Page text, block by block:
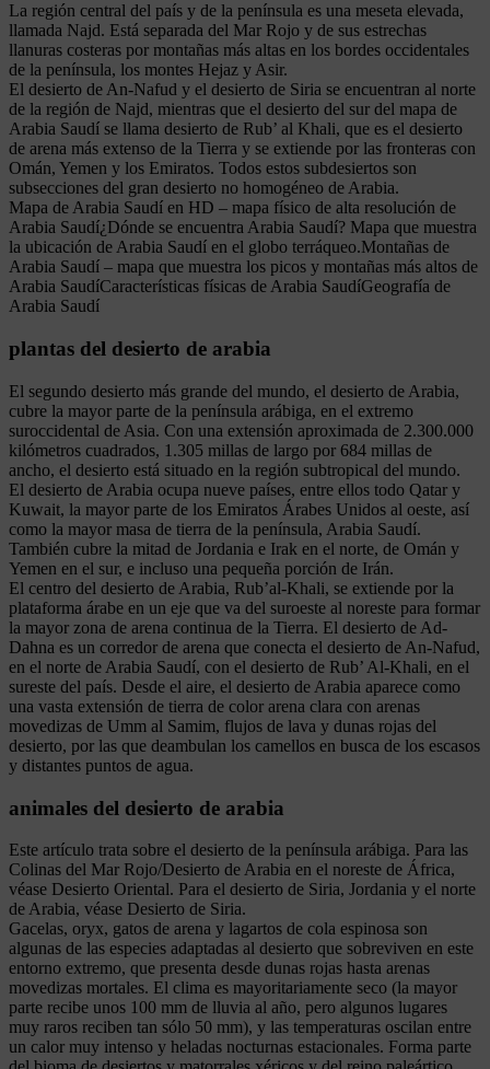
La región central del país y de la península es una meseta elevada,
llamada Najd. Está separada del Mar Rojo y de sus estrechas
llanuras costeras por montañas más altas en los bordes occidentales
de la península, los montes Hejaz y Asir.
El desierto de An-Nafud y el desierto de Siria se encuentran al norte
de la región de Najd, mientras que el desierto del sur del mapa de
Arabia Saudí se llama desierto de Rub’ al Khali, que es el desierto
de arena más extenso de la Tierra y se extiende por las fronteras con
Omán, Yemen y los Emiratos. Todos estos subdesiertos son
subsecciones del gran desierto no homogéneo de Arabia.
Mapa de Arabia Saudí en HD – mapa físico de alta resolución de
Arabia Saudí¿Dónde se encuentra Arabia Saudí? Mapa que muestra
la ubicación de Arabia Saudí en el globo terráqueo.Montañas de
Arabia Saudí – mapa que muestra los picos y montañas más altos de
Arabia SaudíCaracterísticas físicas de Arabia SaudíGeografía de
Arabia Saudí
plantas del desierto de arabia
El segundo desierto más grande del mundo, el desierto de Arabia,
cubre la mayor parte de la península arábiga, en el extremo
suroccidental de Asia. Con una extensión aproximada de 2.300.000
kilómetros cuadrados, 1.305 millas de largo por 684 millas de
ancho, el desierto está situado en la región subtropical del mundo.
El desierto de Arabia ocupa nueve países, entre ellos todo Qatar y
Kuwait, la mayor parte de los Emiratos Árabes Unidos al oeste, así
como la mayor masa de tierra de la península, Arabia Saudí.
También cubre la mitad de Jordania e Irak en el norte, de Omán y
Yemen en el sur, e incluso una pequeña porción de Irán.
El centro del desierto de Arabia, Rub’al-Khali, se extiende por la
plataforma árabe en un eje que va del suroeste al noreste para formar
la mayor zona de arena continua de la Tierra. El desierto de Ad-
Dahna es un corredor de arena que conecta el desierto de An-Nafud,
en el norte de Arabia Saudí, con el desierto de Rub’ Al-Khali, en el
sureste del país. Desde el aire, el desierto de Arabia aparece como
una vasta extensión de tierra de color arena clara con arenas
movedizas de Umm al Samim, flujos de lava y dunas rojas del
desierto, por las que deambulan los camellos en busca de los escasos
y distantes puntos de agua.
animales del desierto de arabia
Este artículo trata sobre el desierto de la península arábiga. Para las
Colinas del Mar Rojo/Desierto de Arabia en el noreste de África,
véase Desierto Oriental. Para el desierto de Siria, Jordania y el norte
de Arabia, véase Desierto de Siria.
Gacelas, oryx, gatos de arena y lagartos de cola espinosa son
algunas de las especies adaptadas al desierto que sobreviven en este
entorno extremo, que presenta desde dunas rojas hasta arenas
movedizas mortales. El clima es mayoritariamente seco (la mayor
parte recibe unos 100 mm de lluvia al año, pero algunos lugares
muy raros reciben tan sólo 50 mm), y las temperaturas oscilan entre
un calor muy intenso y heladas nocturnas estacionales. Forma parte